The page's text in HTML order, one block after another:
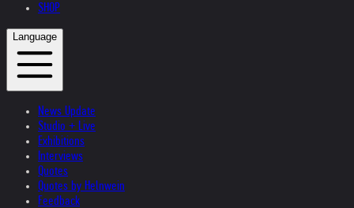
SHOP
Language
News Update
Studio + Live
Exhibitions
Interviews
Quotes
Quotes by Helnwein
Feedback